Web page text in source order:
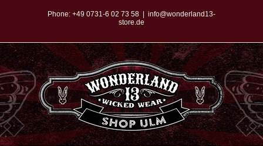
springen
Phone: +49 0731-6 02 73 58
info@wonderland13-
store.de